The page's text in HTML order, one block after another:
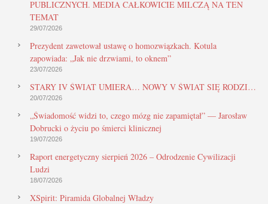
PUBLICZNYCH. MEDIA CAŁKOWICIE MILCZĄ NA TEN
TEMAT
29/07/2026
Prezydent zawetował ustawę o homozwiązkach. Kotula
zapowiada: „Jak nie drzwiami, to oknem”
23/07/2026
STARY IV ŚWIAT UMIERA… NOWY V ŚWIAT SIĘ RODZI…
20/07/2026
„Świadomość widzi to, czego mózg nie zapamiętał” — Jarosław
Dobrucki o życiu po śmierci klinicznej
19/07/2026
Raport energetyczny sierpień 2026 – Odrodzenie Cywilizacji
Ludzi
18/07/2026
XSpirit: Piramida Globalnej Władzy